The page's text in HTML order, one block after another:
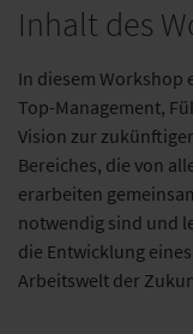
Inhalt des
In diesem Workshop
Top-Management,
Vision zur
Bereiches, die von
erarbeiten
notwendig sind und
die Entwicklung
Arbeitswelt der